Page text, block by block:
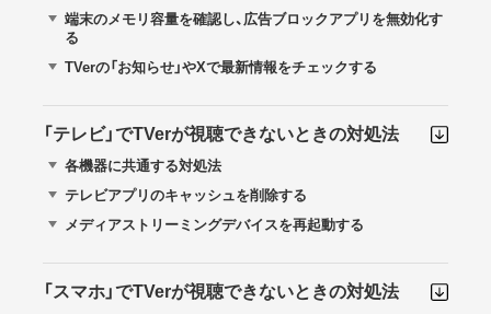
端末のメモリ容量を確認し、広告ブロックアプリを無効化す
る
TVerの「お知らせ」やXで最新情報をチェックする
「テレビ」でTVerが視聴できないときの対処法
各機器に共通する対処法
テレビアプリのキャッシュを削除する
メディアストリーミングデバイスを再起動する
「スマホ」でTVerが視聴できないときの対処法